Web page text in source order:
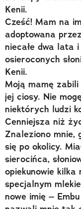
Kenii.
Cześć! Mam na
adoptowana
niecałe dwa lata
osieroconych
Kenii.
Moją mamę
jej ciosy. Nie
niektórych ludzi
Cenniejsza niż
Znaleziono mnie,
się po okolicy.
sierocińca,
opiekunowie
specjalnym
nowe imię –